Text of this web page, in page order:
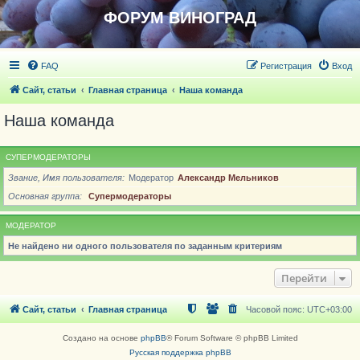
ФОРУМ ВИНОГРАД
FAQ Вход
Регистрация
Сайт, статьи Главная страница Наша команда
Наша команда
СУПЕРМОДЕРАТОРЫ
Звание, Имя пользователя Модератор Александр Мельников
Основная группа
Супермодераторы
МОДЕРАТОР
Не найдено ни одного пользователя по заданным критериям
Перейти
Сайт, статьи Главная страница Часовой пояс: UTC+03:00
Создано на основе phpBB® Forum Software © phpBB Limited
Русская поддержка phpBB